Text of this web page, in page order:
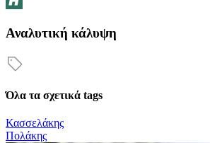
Αναλυτική κάλυψη
Όλα τα σχετικά tags
Κασσελάκης
Πολάκης